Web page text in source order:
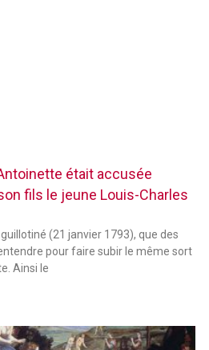
était accusée
fils le jeune Louis-Charles
(21 janvier 1793), que des
pour faire subir le même sort
Ainsi le